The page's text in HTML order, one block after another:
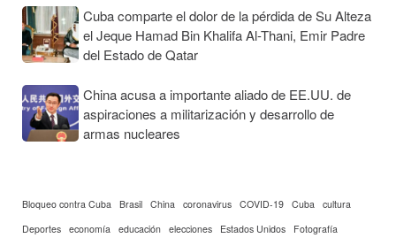
Cuba comparte el dolor de la pérdida de Su Alteza
el Jeque Hamad Bin Khalifa Al-Thani, Emir Padre
del Estado de Qatar
China acusa a importante aliado de EE.UU. de
aspiraciones a militarización y desarrollo de
armas nucleares
Bloqueo contra Cuba Brasil China coronavirus COVID-19 Cuba cultura
Deportes economía educación elecciones Estados Unidos
Fotografía